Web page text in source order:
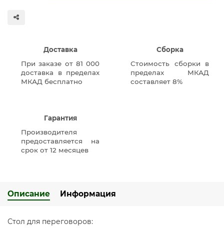
Доставка
При заказе от 81 000
доставка в пределах
МКАД бесплатно
Сборка
Стоимость сборки в
пределах МКАД
составляет 8%
Гарантия
Производителя
предоставляется на
срок от 12 месяцев
Описание Информация
Стол для переговоров: